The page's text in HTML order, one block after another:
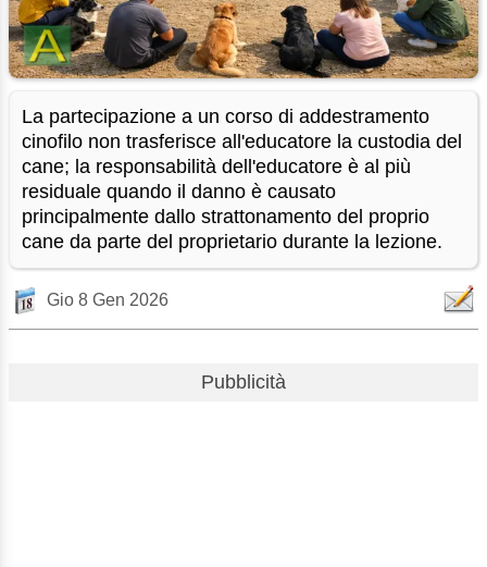
La partecipazione a un corso di addestramento
cinofilo non trasferisce all'educatore la custodia del
cane; la responsabilità dell'educatore è al più
residuale quando il danno è causato
principalmente dallo strattonamento del proprio
cane da parte del proprietario durante la lezione.
Gio 8 Gen 2026
Pubblicità